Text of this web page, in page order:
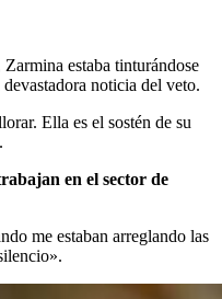
estaba tinturándose
noticia del veto.
Ella es el sostén de su
en el sector de
me estaban arreglando las